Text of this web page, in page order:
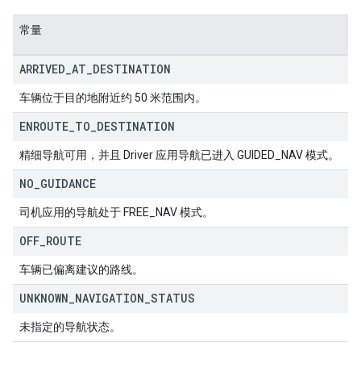
常量
ARRIVED AT DESTINATION
车辆位于目的地附近约 50 米范围内。
ENROUTE TO DESTINATION
精细导航可用，并且 Driver 应用导航已进入 GUIDED_NAV 模式。
NO GUIDANCE
司机应用的导航处于 FREE_NAV 模式。
OFF ROUTE
车辆已偏离建议的路线。
UNKNOWN NAVIGATION STATUS
未指定的导航状态。